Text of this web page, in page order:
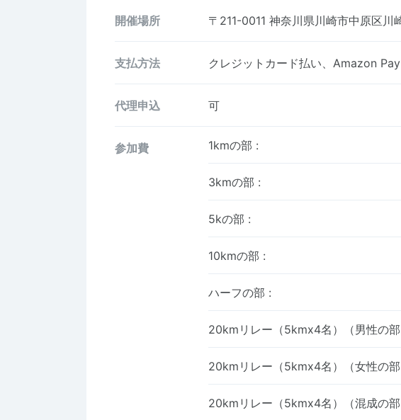
開催場所 〒211-0011 神奈川県川崎市中原区川
支払方法 クレジットカード払い、Amazon
代理申込 可
参加費 1kmの部 :
3kmの部 :
5kの部 :
10kmの部 :
ハーフの部 :
20kmリレー（5kmx4名）（男性の部
20kmリレー（5kmx4名）（女性の部
20kmリレー（5kmx4名）（混成の部